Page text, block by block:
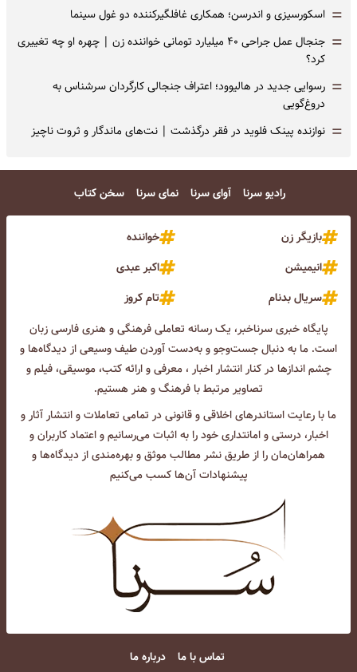
= اسکورسیزی و اندرسن؛ همکاری غافلگیرکننده دو غول سینما
=
جنجال عمل جراحی ۴۰ میلیارد تومانی خواننده زن | چهره او چه تغییری
کرد؟
= رسوایی جدید در هالیوود؛ اعتراف جنجالی کارگردان سرشناس به
دروغ‌گویی
= نوازنده پینک فلوید در فقر درگذشت | نت‌های ماندگار و ثروت ناچیز
رادیو سرنا آوای سرنا نمای سرنا سخن کتاب
بازیگر زن
خواننده
انیمیشن
اکبر عبدی
سریال بدنام
تام کروز
پایگاه خبری سرناخبر، یک رسانه تعاملی فرهنگی و هنری فارسی زبان
است. ما به دنبال جست‌و‌جو و به‌دست آوردن طیف وسیعی از دیدگاه‌ها و
چشم انداز‌ها در کنار انتشار اخبار ، معرفی و ارائه کتب، موسیقی، فیلم و
تصاویر مرتبط با فرهنگ و هنر هستیم.
ما با رعایت استاندرهای اخلاقی و قانونی در تمامی تعاملات و انتشار آثار و
اخبار، درستی و امانتداری خود را به اثبات می‌رسانیم و اعتماد کاربران و
همراهان‌مان را از طریق نشر مطالب موثق و بهره‌مندی از دیدگاه‌ها و
پیشنهادات آن‌ها کسب می‌کنیم
تماس با ما درباره ما